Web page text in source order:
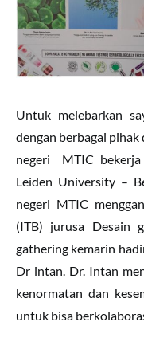
Untuk melebarkan
dengan berbagai
negeri MTIC bekerja
Leiden University –
negeri MTIC
(ITB) jurusa Desain
gathering kemarin
Dr intan. Dr. Intan
kenormatan dan
untuk bisa